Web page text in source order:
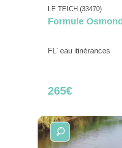
LE TEICH (33470)
Formule
FL' eau itinérances
265€